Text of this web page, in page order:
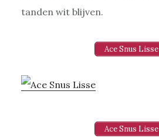
tanden wit blijven.
Ace Snus Lisse
Ace Snus Lisse